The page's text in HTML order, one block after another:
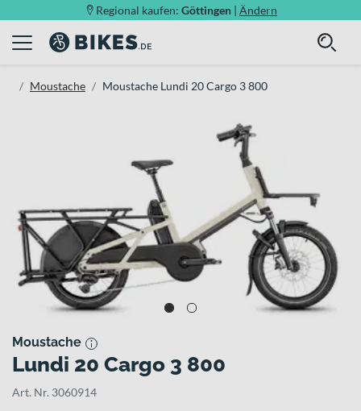
Regional kaufen: Göttingen | Ändern
Moustache Moustache Lundi 20 Cargo 3 800
Moustache
Lundi 20 Cargo 3 800
Art. Nr. 3060914